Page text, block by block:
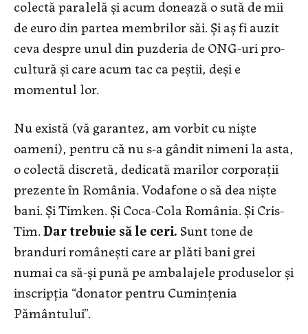
colectă paralelă și acum donează o sută de mii
de euro din partea membrilor săi. Și aș fi auzit
ceva despre unul din puzderia de ONG-uri pro-
cultură și care acum tac ca peștii, deși e
momentul lor.
Nu există (vă garantez, am vorbit cu niște
oameni), pentru că nu s-a gândit nimeni la asta,
o colectă discretă, dedicată marilor corporații
prezente în România. Vodafone o să dea niște
bani. Și Timken. Și Coca-Cola România. Și Cris-
Tim.Dar trebuie să le ceri. Sunt tone de
branduri românești care ar plăti bani grei
numai ca să-și pună pe ambalajele produselor și
inscripția “donator pentru Cumințenia
Pământului”.